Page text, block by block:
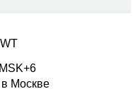
Москве